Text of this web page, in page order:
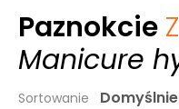
Paznokcie
Manicure
Sortowanie Domyślnie